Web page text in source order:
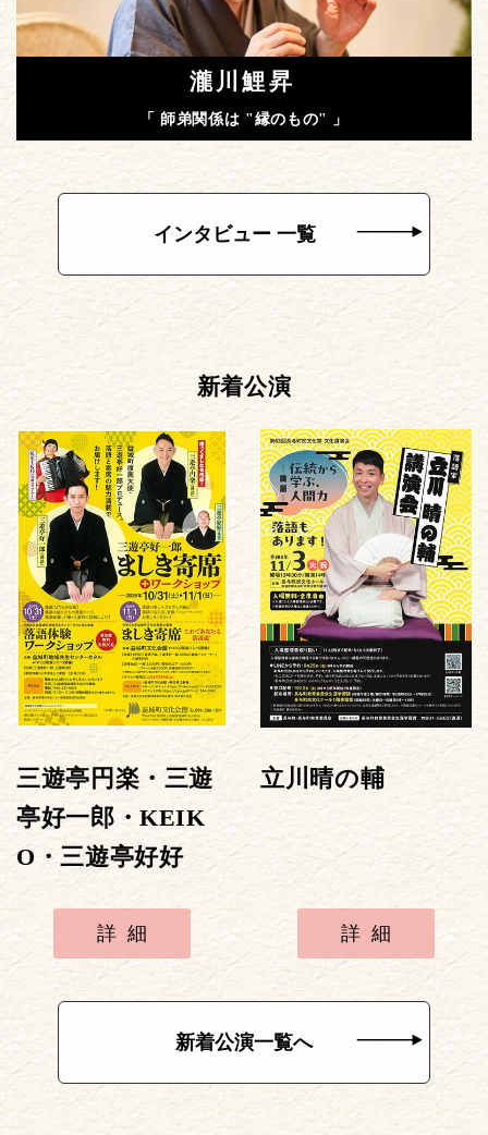
瀧川鯉昇
「 師弟関係は "縁のもの" 」
インタビュー 一覧
新着公演
三遊亭円楽・三遊
亭好一郎・KEIK
O・三遊亭好好
詳細
立川晴の輔
詳細
新着公演一覧へ